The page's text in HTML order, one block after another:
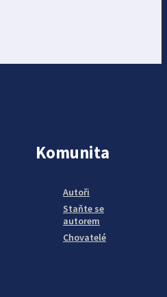
Komunita
Autoři
Staňte se
autorem
Chovatelé